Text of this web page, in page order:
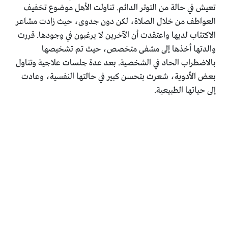
تعيش في حالة من التوتر الدائم. تناولت الأهل موضوع تخفيف
العواطف من خلال الصلاة، لكن دون جدوى، حيث زادت مشاعر
الاكتئاب لديها واعتقدت أن الآخرين لا يرغبون في وجودها. قررت
والدتها أخذها إلى مشفى متخصص، حيث تم تشخيصها
بالاضطراب الحاد في الشخصية. بعد عدة جلسات علاجية وتناول
بعض الأدوية، شعرت بتحسن كبير في حالتها النفسية، وعادت
إلى حياتها الطبيعية.